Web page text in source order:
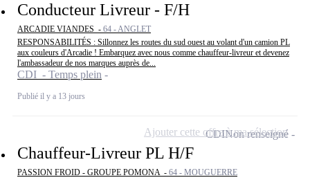
Conducteur Livreur - F/H
ARCADIE VIANDES - 64 - ANGLET
RESPONSABILITÉS : Sillonnez les routes du sud ouest au volant d'un camion PL
aux couleurs d'Arcadie ! Embarquez avec nous comme chauffeur-livreur et devenez
l'ambassadeur de nos marques auprès de...
CDI - Temps plein
Publié il y a 13 jours
Chauffeur-Livreur PL H/F
PASSION FROID - GROUPE POMONA - 64 - MOUGUERRE
CDINon renseigné
Ajouter cette offre à ma sélection